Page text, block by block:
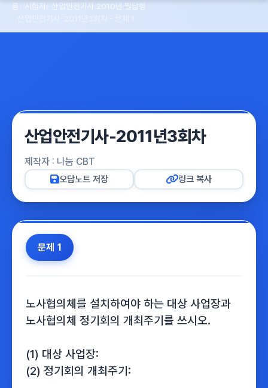
홈 시험지
산업안전기사 2010년 필답형
산업안전기사-2011년3회차
제작자 : 나눔 CBT
오답노트 저장 링크 복사
문제 1
노사협의체를 설치하여야 하는 대상 사업장과
노사협의체 정기회의 개최주기를 쓰시오.
(1) 대상 사업장:
(2) 정기회의 개최주기: